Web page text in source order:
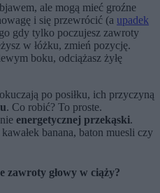
ale mogą mieć groźne
i się przewrócić (a upadek
gdy tylko poczujesz zawroty
w łóżku, zmień pozycję.
boku, odciążasz żyłę
po posiłku, ich przyczyną
. Co robić? To proste.
energetycznej przekąski.
banana, baton muesli czy
zawroty głowy w ciąży?